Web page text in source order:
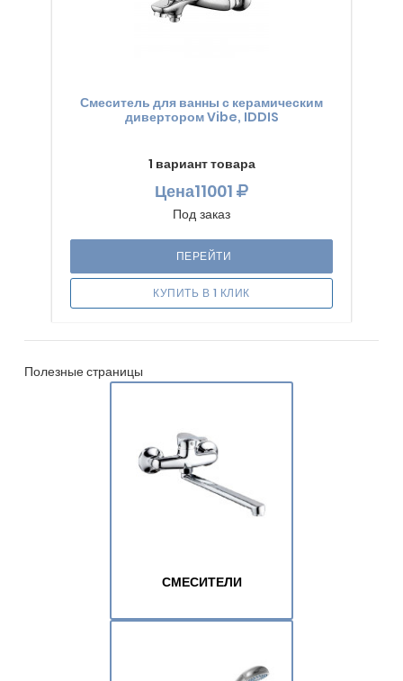
Смеситель для ванны с керамическим
дивертором Vibe, IDDIS
1 вариант товара
Цена11001
Под заказ
ПЕРЕЙТИ
КУПИТЬ В 1 КЛИК
Полезные страницы
СМЕСИТЕЛИ